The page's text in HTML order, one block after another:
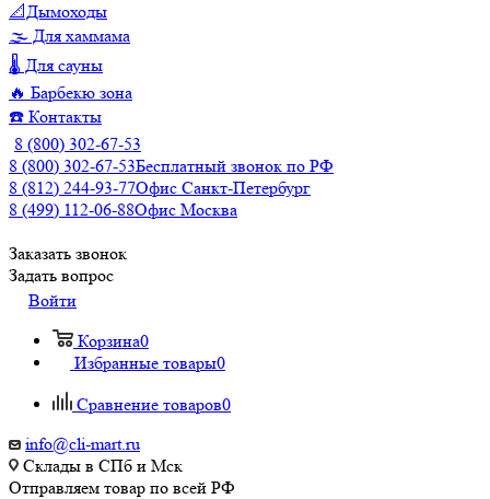
📐Дымоходы
🌫️ Для хаммама
🌡️ Для сауны
🔥 Барбекю зона
☎️ Контакты
8 (800) 302-67-53
8 (800) 302-67-53Бесплатный звонок по РФ
8 (812) 244-93-77Офис Санкт-Петербург
8 (499) 112-06-88Офис Москва
Заказать звонок
Задать вопрос
Войти
Корзина0
Избранные товары0
Сравнение товаров0
info@cli-mart.ru
Склады в СПб и Мск
Отправляем товар по всей РФ